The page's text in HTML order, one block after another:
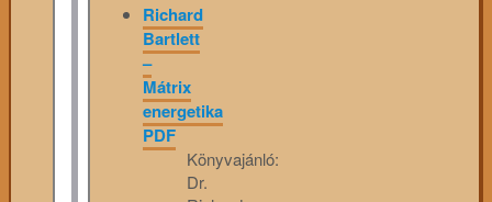
Richard
Bartlett
–
Mátrix
energetika
PDF
Könyvajánló:
Dr.